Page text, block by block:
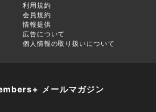
利用規約
会員規約
情報提供
広告について
個人情報の取り扱いについて
メールマガジン